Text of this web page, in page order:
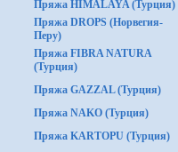
Пряжа HIMALAYA (Турция)
Пряжа DROPS (Норвегия-
Перу)
Пряжа FIBRA NATURA
(Турция)
Пряжа GAZZAL (Турция)
Пряжа NAKO (Турция)
Пряжа KARTOPU (Турция)